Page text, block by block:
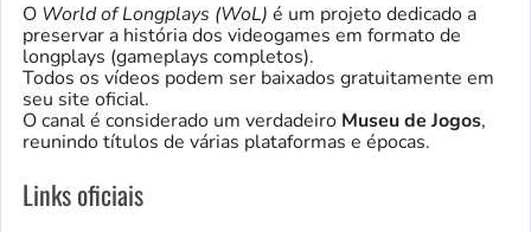
O World of Longplays (WoL) é um projeto dedicado a
preservar a história dos videogames em formato de
longplays (gameplays completos).
Todos os vídeos podem ser baixados gratuitamente em
seu site oficial.
O canal é considerado um verdadeiro Museu de Jogos,
reunindo títulos de várias plataformas e épocas.
Links oficiais